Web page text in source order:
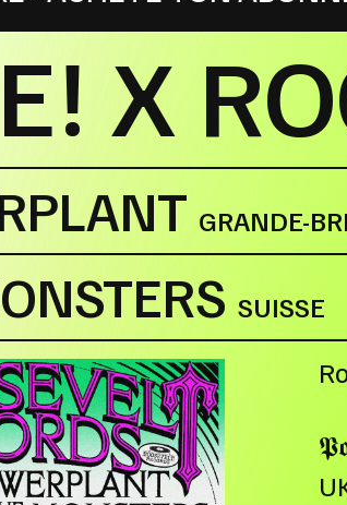
X
GRANDE-
SUISSE